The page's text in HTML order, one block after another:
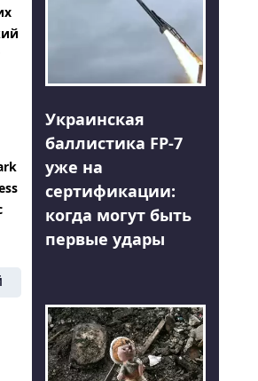
Украинская
баллистика FP-7
уже на
сертификации:
когда могут быть
первые удары